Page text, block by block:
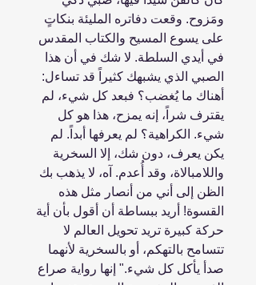
ومَزوح. وقعت دفاتره المليئة بنكاتٍ
على يسوع المسيح والكتاب المقدس
في أيدي السلطة. لا شك في أن هذا
الصبي الذي يشبهك كثيراً قد تساءل:
أهناك ما يُغضب؟ فبعد كل شيء، لم
يقترف شراً، إنه يمزح، هذا هو كل
شيء. الكراهية؟ لم يعرفها أبداً. لم
يكن يعرف، دون شك، إلا السخرية
واللامبالاة، وقد أُعدم. آه، لا يذهب بك
الظن إلى أني من أنصار مثل هذه
القسوة! أريد ببساطة أن أقول بأن أية
حركة كبيرة تريد تحويل العالم لا
تتسامح بالتهكم، أو بالسخرية لأنهما
صدأ يأكل كل شيء." إنها رواية صراع